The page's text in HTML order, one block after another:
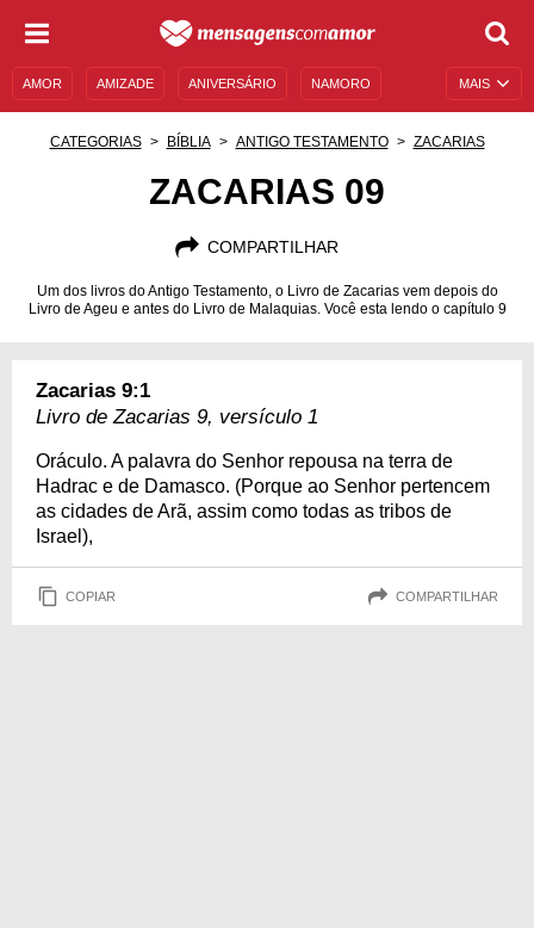
MAIS
AMOR AMIZADE ANIVERSÁRIO NAMORO
CATEGORIAS BÍBLIA ANTIGO TESTAMENTO ZACARIAS
ZACARIAS 09
COMPARTILHAR
Um dos livros do Antigo Testamento, o Livro de Zacarias vem depois do
Livro de Ageu e antes do Livro de Malaquias. Você esta lendo o capítulo 9
Zacarias 9:1
Livro de Zacarias 9, versículo 1
Oráculo. A palavra do Senhor repousa na terra de
Hadrac e de Damasco. (Porque ao Senhor pertencem
as cidades de Arã, assim como todas as tribos de
Israel),
COPIAR COMPARTILHAR